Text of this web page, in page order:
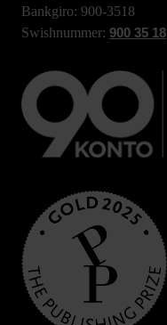
Bankgiro: 900-3518
Swishnummer: 900 35 18